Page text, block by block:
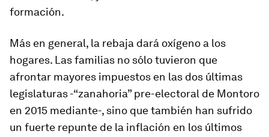
formación.
Más en general, la rebaja dará oxígeno a los
hogares. Las familias no sólo tuvieron que
afrontar mayores impuestos en las dos últimas
legislaturas -“zanahoria” pre-electoral de Montoro
en 2015 mediante-, sino que también han sufrido
un fuerte repunte de la inflación en los últimos